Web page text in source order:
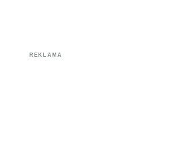
REKLAMA